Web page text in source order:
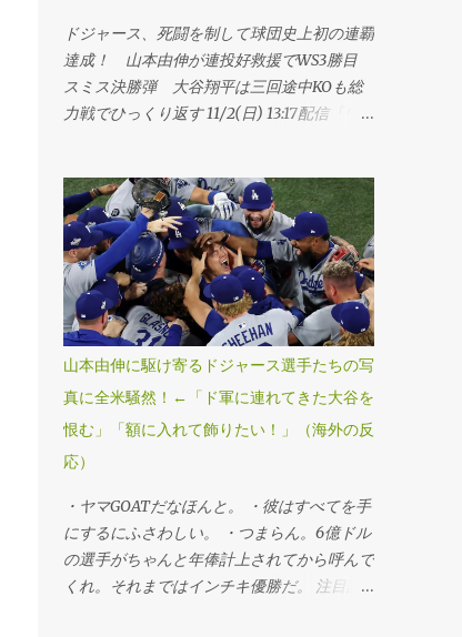
ドジャース、死闘を制して球団史上初の連覇
達成！ 山本由伸が連投好救援でWS3勝目
スミス決勝弾 大谷翔平は三回途中KOも総
力戦でひっくり返す 11/2(日) 13:17配信「ワ
ャースが延長十一回にスミスの勝ち越し本塁
打で球団史上初、MLB25年ぶりのワールド
シリーズ連覇を果たした。第6戦勝利投手の
山本由伸投手が九回途中から登板し、1死満
塁のピンチを切り抜けるなど、3回を無失点
に抑えてシリーズ3勝目を挙げた。「1番・投
手兼指名打者」で先発出場した大谷翔平投手
は三回に決勝3ランを被弾し、マウンドで両
手を膝につきうなだれKO。打者としては第3
戦以来のマルチ安打をマークするなど5打数
2安打1四球だった。 ・連覇だぜベイビー。
あみろトロント！マリナーズファンとして感
謝する。 ・よおおおお！泣きそうだ。カー
ショーのために嬉しすぎる。 ・よっしゃあ
あああ！MVPはヤマだ！ 注目記事（外部サ
山本由伸に駆け寄るドジャース選手たちの写
真に全米騒然！←「ド軍に連れてきた大谷を
恨む」「額に入れて飾りたい！」（海外の反
応）
・ヤマGOATだなほんと。 ・彼はすべてを手
にするにふさわしい。 ・つまらん。6億ドル
の選手がちゃんと年俸計上されてから呼んで
くれ。それまではインチキ優勝だ。 注目記